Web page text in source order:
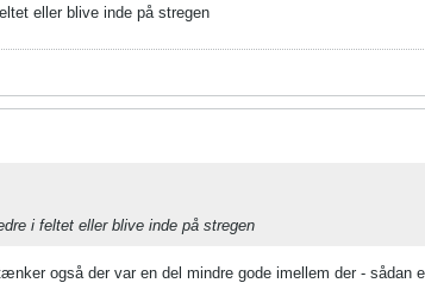
eller blive inde på stregen
i feltet eller blive inde på stregen
også der var en del mindre gode imellem der - sådan